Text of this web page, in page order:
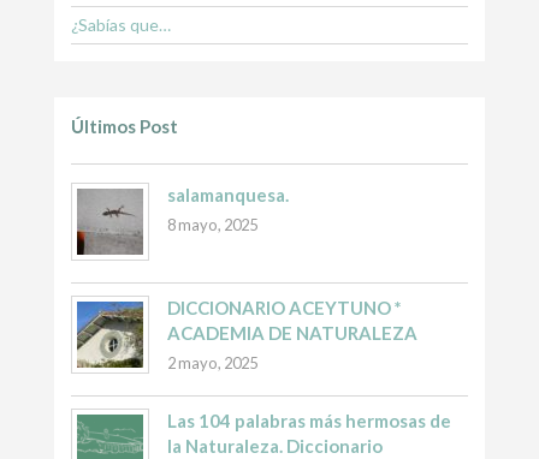
¿Sabías que…
Últimos Post
salamanquesa.
8 mayo, 2025
DICCIONARIO ACEYTUNO *
ACADEMIA DE NATURALEZA
2 mayo, 2025
Las 104 palabras más hermosas de
la Naturaleza. Diccionario